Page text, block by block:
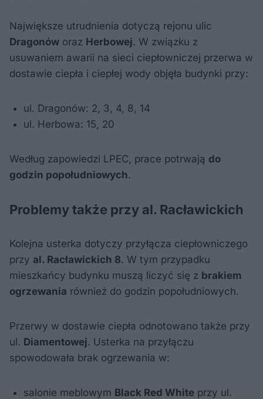
Największe utrudnienia dotyczą rejonu ulic
Dragonów oraz Herbowej. W związku z
usuwaniem awarii na sieci ciepłowniczej przerwa w
dostawie ciepła i ciepłej wody objęła budynki przy:
ul. Dragonów: 2, 3, 4, 8, 14
ul. Herbowa: 15, 20
Według zapowiedzi LPEC, prace potrwają do
godzin popołudniowych.
Problemy także przy al. Racławickich
Kolejna usterka dotyczy przyłącza ciepłowniczego
przy al. Racławickich 8. W tym przypadku
mieszkańcy budynku muszą liczyć się z brakiem
ogrzewania również do godzin popołudniowych.
Przerwy w dostawie ciepła odnotowano także przy
ul. Diamentowej. Usterka na przyłączu
spowodowała brak ogrzewania w:
salonie meblowym Black Red White przy ul.